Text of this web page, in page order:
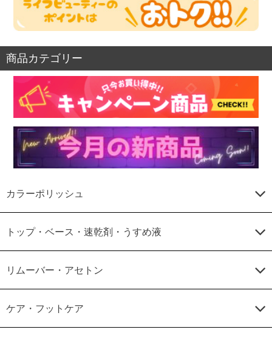
商品カテゴリー
カラーポリッシュ
トップ・ベース・速乾剤・うすめ液
リムーバー・アセトン
ケア・フットケア